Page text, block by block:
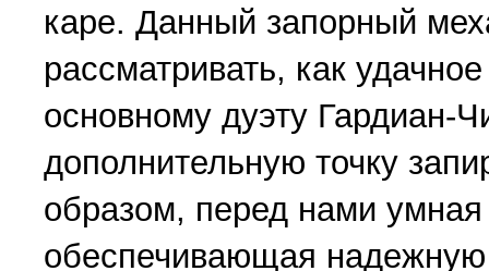
каре. Данный запорный
рассматривать, как
основному дуэту Гардиан-
дополнительную точку
образом, перед нами
обеспечивающая